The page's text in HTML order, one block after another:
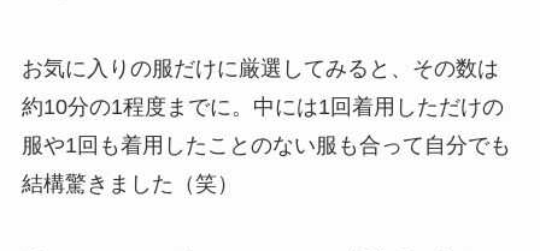
お気に入りの服だけに厳選してみると、その数は
約10分の1程度までに。中には1回着用しただけの
服や1回も着用したことのない服も合って自分でも
結構驚きました（笑）